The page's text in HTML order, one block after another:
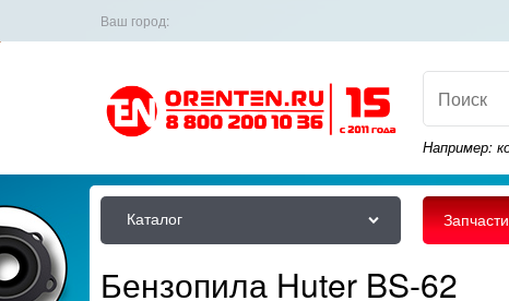
Ваш город:
Например:
Каталог Запчасти
Бензопила Huter BS-62